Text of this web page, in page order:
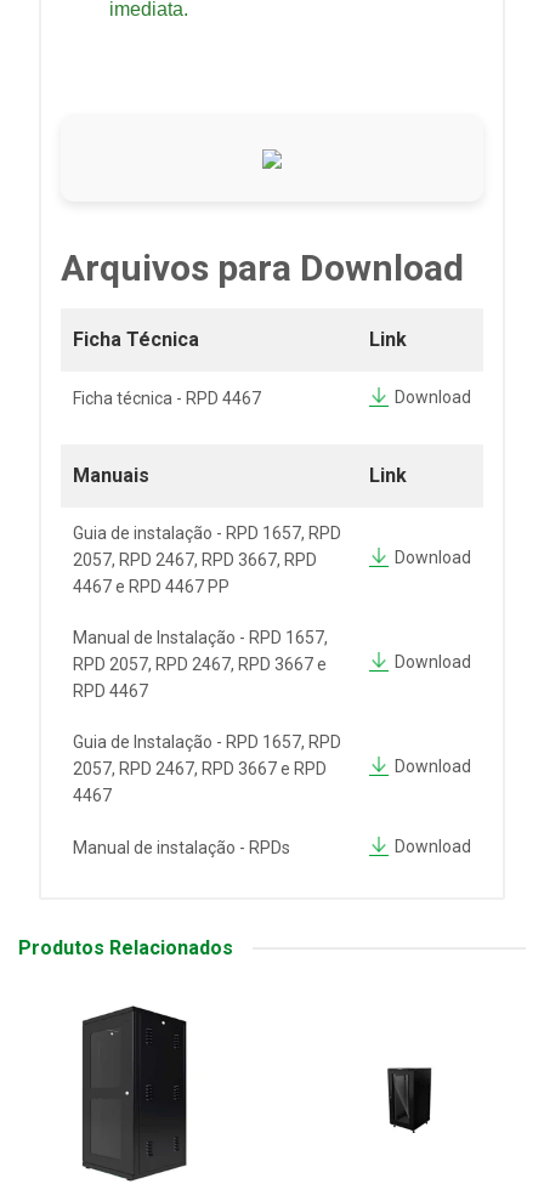
imediata.
Arquivos para Download
Ficha Técnica Link
Ficha técnica - RPD 4467 Download
Manuais Link
Guia de instalação - RPD 1657, RPD
2057, RPD 2467, RPD 3667, RPD
4467 e RPD 4467 PP
Download
Manual de Instalação - RPD 1657,
RPD 2057, RPD 2467, RPD 3667 e
RPD 4467
Download
Guia de Instalação - RPD 1657, RPD
2057, RPD 2467, RPD 3667 e RPD
4467
Download
Manual de instalação - RPDs Download
Produtos Relacionados